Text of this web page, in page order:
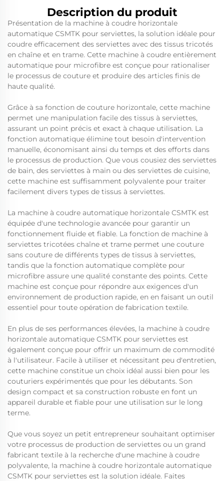
Description du produit
Présentation de la machine à coudre horizontale
automatique CSMTK pour serviettes, la solution idéale pour
coudre efficacement des serviettes avec des tissus tricotés
en chaîne et en trame. Cette machine à coudre entièrement
automatique pour microfibre est conçue pour rationaliser
le processus de couture et produire des articles finis de
haute qualité.
Grâce à sa fonction de couture horizontale, cette machine
permet une manipulation facile des tissus à serviettes,
assurant un point précis et exact à chaque utilisation. La
fonction automatique élimine tout besoin d'intervention
manuelle, économisant ainsi du temps et des efforts dans
le processus de production. Que vous cousiez des serviettes
de bain, des serviettes à main ou des serviettes de cuisine,
cette machine est suffisamment polyvalente pour traiter
facilement divers types de tissus à serviettes.
La machine à coudre automatique horizontale CSMTK est
équipée d'une technologie avancée pour garantir un
fonctionnement fluide et fiable. La fonction de machine à
serviettes tricotées chaîne et trame permet une couture
sans couture de différents types de tissus à serviettes,
tandis que la fonction automatique complète pour
microfibre assure une qualité constante des points. Cette
machine est conçue pour répondre aux exigences d'un
environnement de production rapide, en en faisant un outil
essentiel pour toute opération de fabrication textile.
En plus de ses performances élevées, la machine à coudre
horizontale automatique CSMTK pour serviettes est
également conçue pour offrir un maximum de commodité
à l'utilisateur. Facile à utiliser et nécessitant peu d'entretien,
cette machine constitue un choix idéal aussi bien pour les
couturiers expérimentés que pour les débutants. Son
design compact et sa construction robuste en font un
appareil durable et fiable pour une utilisation sur le long
terme.
Que vous soyez un petit entrepreneur souhaitant optimiser
votre processus de production de serviettes ou un grand
fabricant textile à la recherche d'une machine à coudre
polyvalente, la machine à coudre horizontale automatique
CSMTK pour serviettes est la solution idéale. Faites